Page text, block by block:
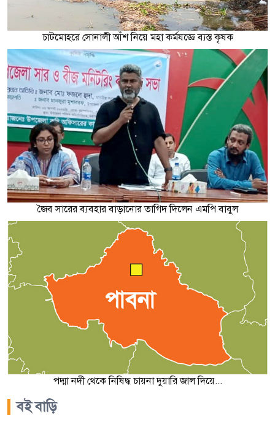
চাটমোহরে সোনালী আঁশ নিয়ে মহা কর্মযজ্ঞে ব্যস্ত কৃষক
জৈব সারের ব্যবহার বাড়ানোর তাগিদ দিলেন এমপি বাবুল
পদ্মা নদী থেকে নিষিদ্ধ চায়না দুয়ারি জাল দিয়ে...
বই বাড়ি